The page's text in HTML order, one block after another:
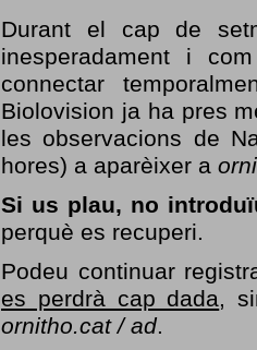
Durant el cap de
inesperadament i
connectar
Biolovision ja ha pres
les observacions de
hores) a aparèixer a
Si us plau, no
perquè es recuperi.
Podeu continuar
es perdrà cap dada,
ornitho.cat / ad.